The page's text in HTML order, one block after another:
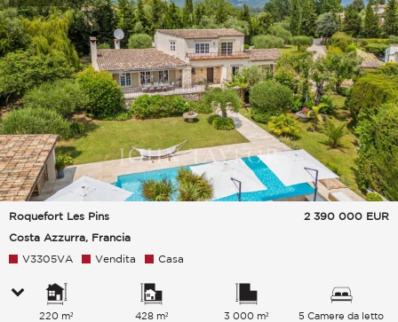
Roquefort Les Pins
Costa Azzurra, Francia
2 390 000 EUR
V3305VA Vendita Casa
220 m² 428 m² 3 000 m² 5 Camere da letto